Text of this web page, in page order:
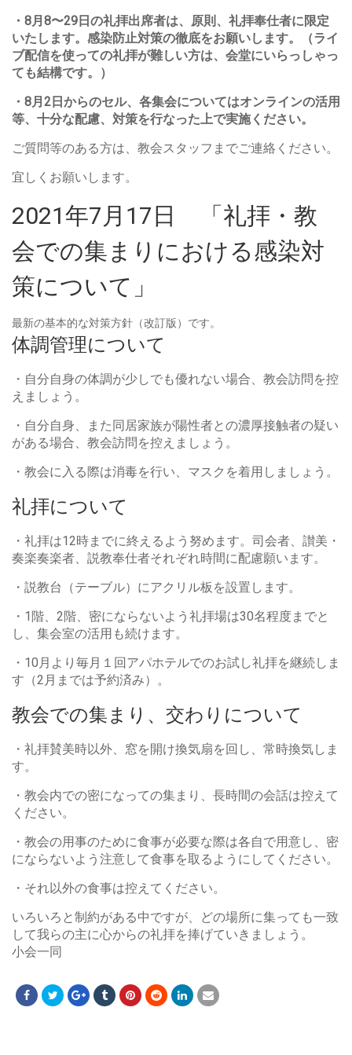
・8月8〜29日の礼拝出席者は、原則、礼拝奉仕者に限定
いたします。感染防止対策の徹底をお願いします。（ライ
ブ配信を使っての礼拝が難しい方は、会堂にいらっしゃっ
ても結構です。）
・8月2日からのセル、各集会についてはオンラインの活用
等、十分な配慮、対策を行なった上で実施ください。
ご質問等のある方は、教会スタッフまでご連絡ください。
宜しくお願いします。
2021年7月17日 「礼拝・教
会での集まりにおける感染対
策について」
最新の基本的な対策方針（改訂版）です。
体調管理について
・自分自身の体調が少しでも優れない場合、 教会訪問を控
えましょう。
・自分自身、
また同居家族が陽性者との濃厚接触者の疑い
がある場合、 教会訪問を控えましょう。
・教会に入る際は消毒を行い、マスクを着用しましょう。
礼拝について
・礼拝は12時までに終えるよう努めます。司会者、讃美・
奏楽奏楽者、説教奉仕者それぞれ時間に配慮願います。
・説教台（テーブル）にアクリル板を設置します。
・1階、2階、密にならないよう礼拝場は30名程度までと
し、集会室の活用も続けます。
・10月より毎月１回アパホテルでのお試し礼拝を継続しま
す（2月までは予約済み）。
教会での集まり、交わりについて
・礼拝賛美時以外、窓を開け換気扇を回し、常時換気しま
す。
・教会内での密になっての集まり、 長時間の会話は控えて
ください。
・教会の用事のために食事が必要な際は各自で用意し、密
にならないよう注意して食事を取るようにしてください。
・ それ以外の食事は控えてください。
いろいろと制約がある中ですが、
どの場所に集っても一致
して我らの主に心からの礼拝を捧げていき ましょう。
小会一同